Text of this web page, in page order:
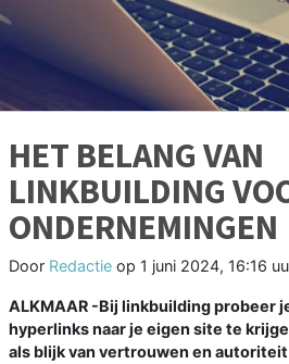
HET BELANG VAN
LINKBUILDING
ONDERNEMINGEN
Door Redactie op 1 juni 2024, 16:16
ALKMAAR -Bij linkbuilding probeer
hyperlinks naar je eigen site te
als blijk van vertrouwen en autoriteit